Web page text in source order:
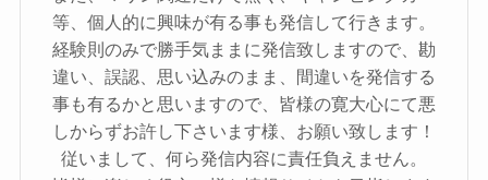
等、個人的に興味が有る事も発信して行きます。
経験則のみで勝手気ままに発信致しますので、勘
違い、誤認、思い込みのまま、間違いを発信する
事も有るかと思いますので、皆様の寛大心にて悪
しからずお許し下さいます様、お願い致します！
従いまして、何ら発信内容に責任負えません。